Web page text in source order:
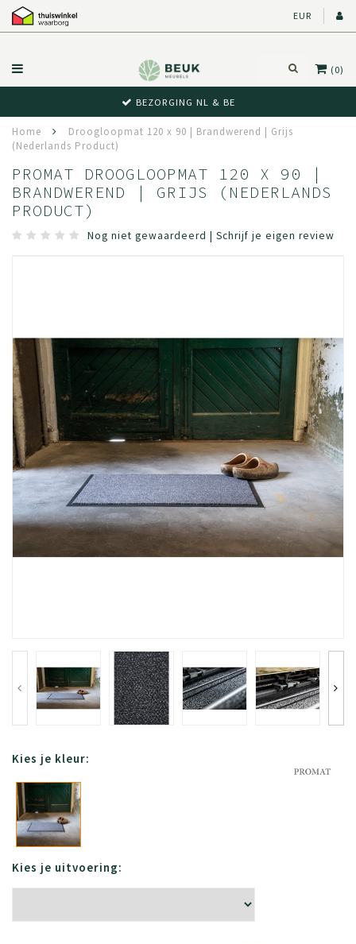
EUR
(0)
BEWUST RETOUR
Home
Droogloopmat 120 x 90 | Brandwerend | Grijs
(Nederlands Product)
PROMAT DROOGLOOPMAT 120 X 90 |
BRANDWEREND | GRIJS (NEDERLANDS
PRODUCT)
Nog niet gewaardeerd | Schrijf je eigen review
Kies je kleur:
Kies je uitvoering: